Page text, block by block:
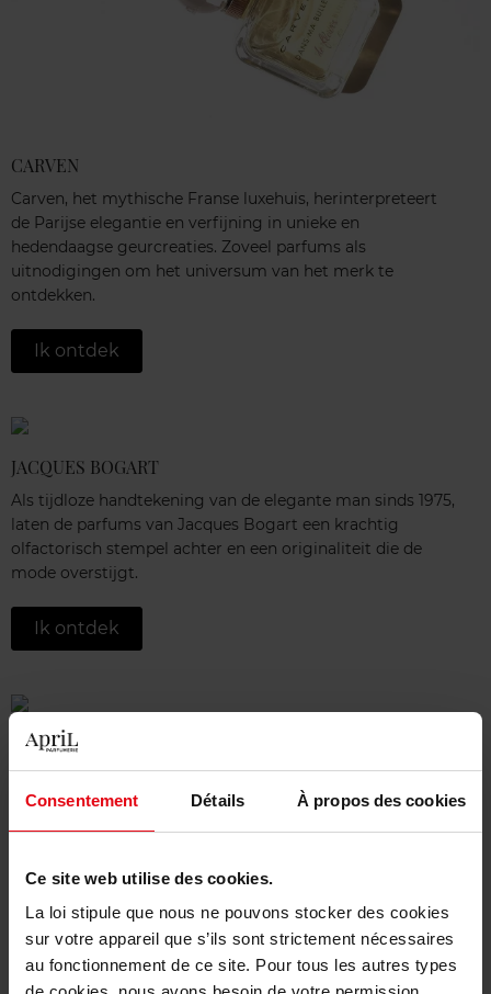
Consentement Détails À propos des cookies
Ce site web utilise des cookies.
La loi stipule que nous ne pouvons stocker des cookies
sur votre appareil que s’ils sont strictement nécessaires
au fonctionnement de ce site. Pour tous les autres types
CARVEN
Carven, het mythische Franse luxehuis, herinterpreteert
de Parijse elegantie en verfijning in unieke en
hedendaagse geurcreaties. Zoveel parfums als
uitnodigingen om het universum van het merk te
ontdekken.
Ik ontdek
JACQUES BOGART
Als tijdloze handtekening van de elegante man sinds 1975,
laten de parfums van Jacques Bogart een krachtig
olfactorisch stempel achter en een originaliteit die de
mode overstijgt.
Ik ontdek
TED LAPIDUS
Net zoals de haute couture creaties van hun ontwerper,
onderscheiden de parfums van Ted Lapidus zich door hun
durf en uniciteit. Elke geur heeft zijn eigen stijl, om je
Ik ontdek